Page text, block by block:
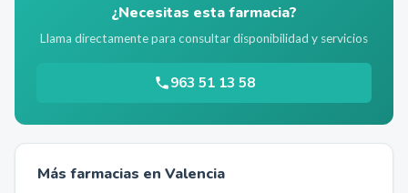
¿Necesitas esta farmacia?
Llama directamente para consultar disponibilidad y servicios
963 51 13 58
Más farmacias en Valencia